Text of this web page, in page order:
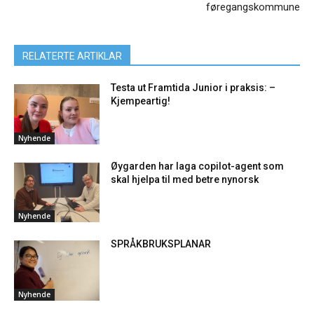
føregangskommune
RELATERTE ARTIKLAR
Nyhende
Testa ut Framtida Junior i praksis: –
Kjempeartig!
Nyhende
Øygarden har laga copilot-agent som
skal hjelpa til med betre nynorsk
Nyhende
SPRÅKBRUKSPLANAR